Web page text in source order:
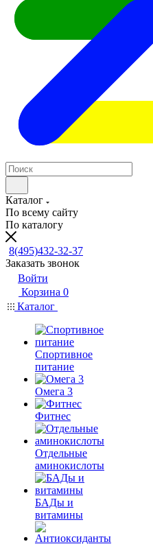
Каталог
По всему сайту
По каталогу
8(495)432-32-37
Заказать звонок
Войти
Корзина 0
Каталог
Спортивное
питание
Омега 3
Фитнес
Отдельные
аминокислоты
БАДы и
витамины